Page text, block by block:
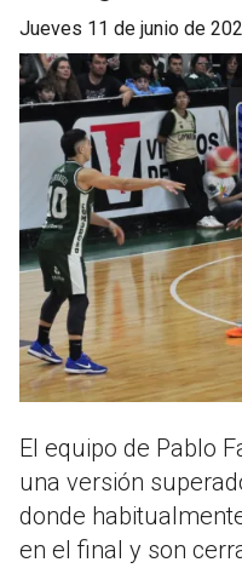
jueves 11 de junio de
El equipo de Pablo
una versión
donde
en el final y son